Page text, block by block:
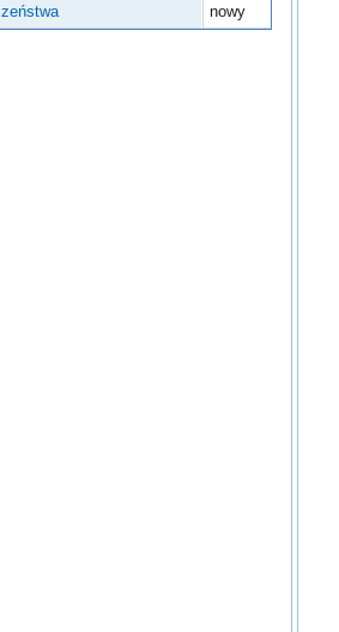
nowy